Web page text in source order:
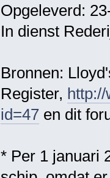
Opgeleverd:
In dienst
Bronnen:
Register,
id=47en dit
* Per 1 januari